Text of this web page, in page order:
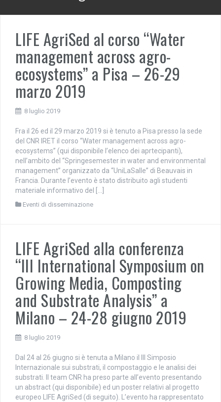
LIFE AgriSed al corso “Water
management across agro-
ecosystems” a Pisa – 26-29
marzo 2019
8 luglio 2019
Fra il 26 ed il 29 marzo 2019 si è tenuto a Pisa presso la sede
del CNR IRET il corso “Water management across agro-
ecosystems” (qui disponibile l’elenco dei aprtecipanti),
nell’ambito del “Springesemester in water and environmental
management” organizzato da “UniLaSalle” di Beauvais in
Francia. Durante l’evento è stato distribuito agli studenti
materiale informativo del […]
Eventi di disseminazione
LIFE AgriSed alla conferenza
“III International Symposium on
Growing Media, Composting
and Substrate Analysis” a
Milano – 24-28 giugno 2019
8 luglio 2019
Dal 24 al 26 giugno si è tenuta a Milano il III Simposio
Internazionale sui substrati, il compostaggio e le analisi dei
substrati. Il team CNR ha preso parte all’evento presentando
un abstract (qui disponibile) ed un poster relativi al progetto
europeo LIFE AgriSed (di seguito). L’evento ha rappresentato